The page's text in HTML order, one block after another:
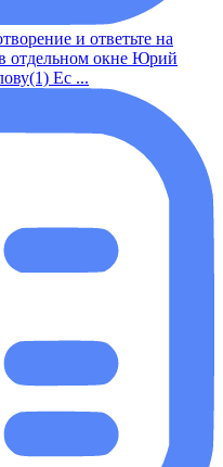
и ответьте на
отдельном окне Юрий
Ес ...